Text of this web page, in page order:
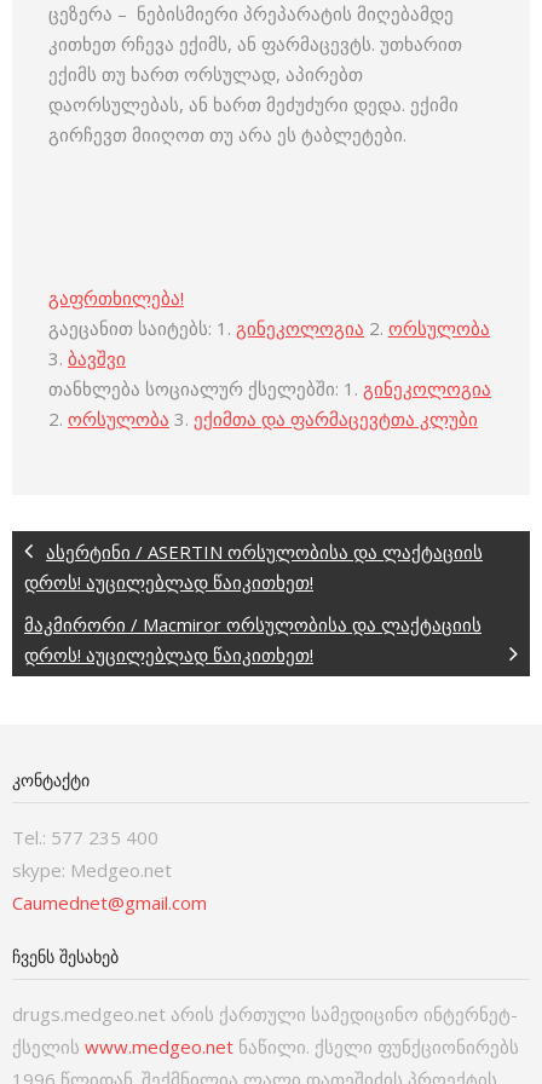
ცეზერა – ნებისმიერი პრეპარატის მიღებამდე
კითხეთ რჩევა ექიმს, ან ფარმაცევტს. უთხარით
ექიმს თუ ხართ ორსულად, აპირებთ
დაორსულებას, ან ხართ მეძუძური დედა. ექიმი
გირჩევთ მიიღოთ თუ არა ეს ტაბლეტები.
გაფრთხილება!
გაეცანით საიტებს: 1. გინეკოლოგია 2. ორსულობა
3. ბავშვი
თანხლება სოციალურ ქსელებში: 1. გინეკოლოგია
2. ორსულობა 3. ექიმთა და ფარმაცევტთა კლუბი
ასერტინი / ASERTIN ორსულობისა და ლაქტაციის
დროს! აუცილებლად წაიკითხეთ!
მაკმირორი / Macmiror ორსულობისა და ლაქტაციის
დროს! აუცილებლად წაიკითხეთ!
ᲙᲝᲜᲢᲐᲥᲢᲘ
Tel.: 577 235 400
skype: Medgeo.net
Caumednet@gmail.com
ᲩᲕᲔᲜᲡ ᲨᲔᲡᲐᲮᲔᲑ
drugs.medgeo.net არის ქართული სამედიცინო ინტერნეტ-
ქსელის www.medgeo.net ნაწილი. ქსელი ფუნქციონირებს
1996 წლიდან. შექმნილია ლალი დათეშიძის პროექტის